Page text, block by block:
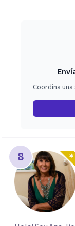
Coordina
8